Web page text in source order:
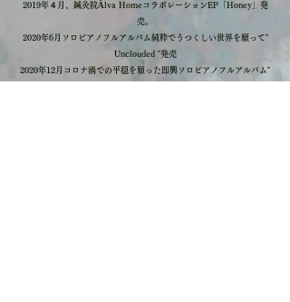
2019年４月、鍼灸院Älva HomeコラボレーションEP「Honey」発
売。
2020年6月ソロピアノフルアルバム純粋でうつくしい世界を願って"
Unclouded "発売
2020年12月コロナ渦での平穏を願った即興ソロピアノフルアルバム"